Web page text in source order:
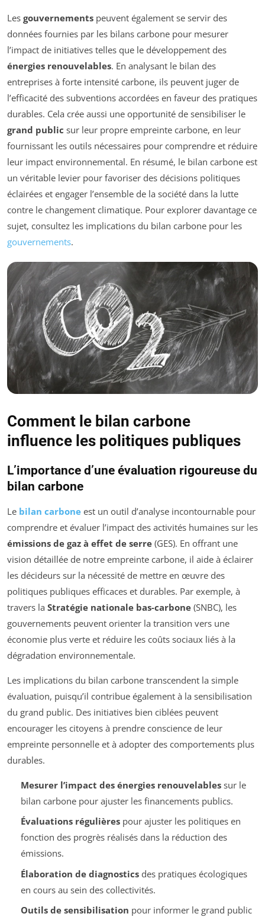
Les gouvernements peuvent également se servir des
données fournies par les bilans carbone pour mesurer
l’impact de initiatives telles que le développement des
énergies renouvelables. En analysant le bilan des
entreprises à forte intensité carbone, ils peuvent juger de
l’efficacité des subventions accordées en faveur des pratiques
durables. Cela crée aussi une opportunité de sensibiliser le
grand public sur leur propre empreinte carbone, en leur
fournissant les outils nécessaires pour comprendre et réduire
leur impact environnemental. En résumé, le bilan carbone est
un véritable levier pour favoriser des décisions politiques
éclairées et engager l’ensemble de la société dans la lutte
contre le changement climatique. Pour explorer davantage ce
sujet, consultez les implications du bilan carbone pour les
gouvernements.
Comment le bilan carbone
influence les politiques publiques
L’importance d’une évaluation rigoureuse du
bilan carbone
Le bilan carbone est un outil d’analyse incontournable pour
comprendre et évaluer l’impact des activités humaines sur les
émissions de gaz à effet de serre (GES). En offrant une
vision détaillée de notre empreinte carbone, il aide à éclairer
les décideurs sur la nécessité de mettre en œuvre des
politiques publiques efficaces et durables. Par exemple, à
travers la Stratégie nationale bas-carbone (SNBC), les
gouvernements peuvent orienter la transition vers une
économie plus verte et réduire les coûts sociaux liés à la
dégradation environnementale.
Les implications du bilan carbone transcendent la simple
évaluation, puisqu’il contribue également à la sensibilisation
du grand public. Des initiatives bien ciblées peuvent
encourager les citoyens à prendre conscience de leur
empreinte personnelle et à adopter des comportements plus
durables.
Mesurer l’impact des énergies renouvelablessur le
bilan carbone pour ajuster les financements publics.
Évaluations régulièrespour ajuster les politiques en
fonction des progrès réalisés dans la réduction des
émissions.
Élaboration de diagnosticsdes pratiques écologiques
en cours au sein des collectivités.
Outils de sensibilisation pour informer le grand public